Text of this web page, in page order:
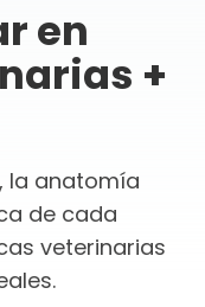
en
+
la anatomía
de cada
veterinarias